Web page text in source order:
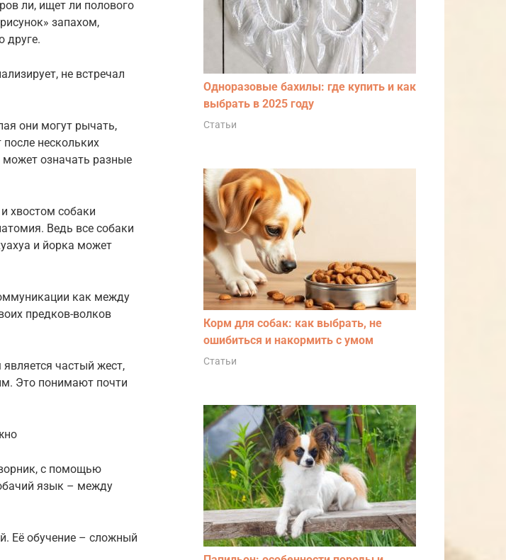
ли, ищет ли полового
запахом,
друге.
не встречал
они могут рычать,
нескольких
означать разные
хвостом собаки
Ведь все собаки
и йорка может
как между
предков-волков
частый жест,
Это понимают почти
с помощью
язык – между
Её обучение – сложный
Одноразовые бахилы: где купить и как
выбрать в 2025 году
Статьи
Корм для собак: как выбрать, не
ошибиться и накормить с умом
Статьи